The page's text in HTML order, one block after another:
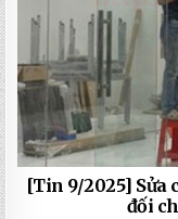
[Tin 9/2025] Sửa
đối